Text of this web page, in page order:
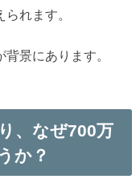
れます。
景にあります。
、なぜ700万
か？